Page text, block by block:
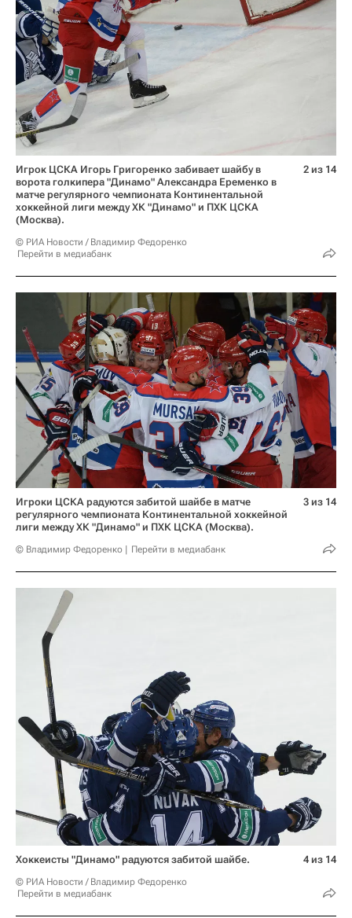
Игрок ЦСКА Игорь Григоренко забивает шайбу в
ворота голкипера "Динамо" Александра Еременко в
матче регулярного чемпионата Континентальной
хоккейной лиги между ХК "Динамо" и ПХК ЦСКА
(Москва).
© РИА Новости / Владимир Федоренко
Перейти в медиабанк
2 из 14
Игроки ЦСКА радуются забитой шайбе в матче
регулярного чемпионата Континентальной хоккейной
лиги между ХК "Динамо" и ПХК ЦСКА (Москва).
© Владимир Федоренко Перейти в медиабанк
3 из 14
Хоккеисты "Динамо" радуются забитой шайбе.
© РИА Новости / Владимир Федоренко
Перейти в медиабанк
4 из 14